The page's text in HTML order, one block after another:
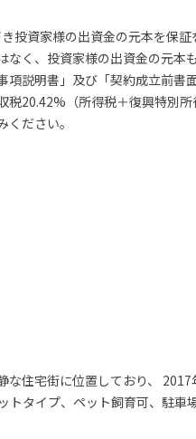
投資家様の出資金の元本を保証
く、投資家様の出資金の元本
説明書」及び「契約成立前書
20.42%（所得税＋復興特別所
ださい。
住宅街に位置しており、
タイプ、ペット飼育可、駐